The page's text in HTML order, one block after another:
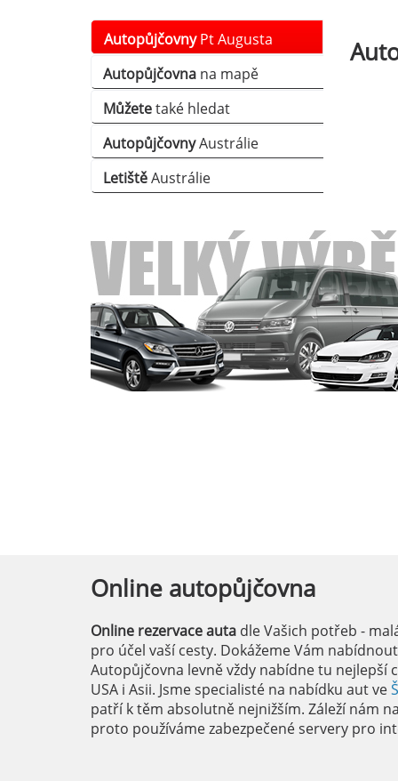
AutopůjčovnyPt Augusta
South
Autopůjčovna na mapě
Můžetetaké hledat
AutopůjčovnyAustrálie
LetištěAustrálie
Online autopůjčovna
Online rezervace auta dle Vašich potřeb -
pro účel vaší cesty. Dokážeme Vám
Autopůjčovna levně vždy nabídne tu nejlepší
USA i Asii. Jsme specialisté na nabídku aut ve
patří k těm absolutně nejnižším. Záleží nám
proto používáme zabezpečené servery pro